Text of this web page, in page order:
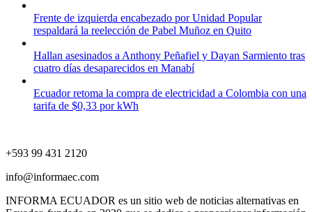
Frente de izquierda encabezado por Unidad Popular
respaldará la reelección de Pabel Muñoz en Quito
Hallan asesinados a Anthony Peñafiel y Dayan Sarmiento tras
cuatro días desaparecidos en Manabí
Ecuador retoma la compra de electricidad a Colombia con una
tarifa de $0,33 por kWh
+593 99 431 2120
info@informaec.com
INFORMA ECUADOR es un sitio web de noticias alternativas en